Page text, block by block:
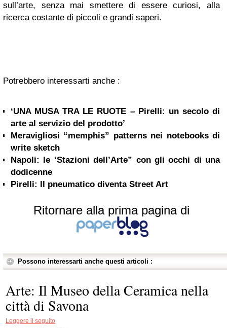
sull’arte, senza mai smettere di essere curiosi, alla
ricerca costante di piccoli e grandi saperi.
Potrebbero interessarti anche :
‘UNA MUSA TRA LE RUOTE – Pirelli: un secolo di
arte al servizio del prodotto’
Meravigliosi “memphis” patterns nei notebooks di
write sketch
Napoli: le ‘Stazioni dell’Arte” con gli occhi di una
dodicenne
Pirelli: Il pneumatico diventa Street Art
Ritornare alla prima pagina di
Possono interessarti anche questi articoli :
Arte: Il Museo della Ceramica nella
città di Savona
Leggere il seguito